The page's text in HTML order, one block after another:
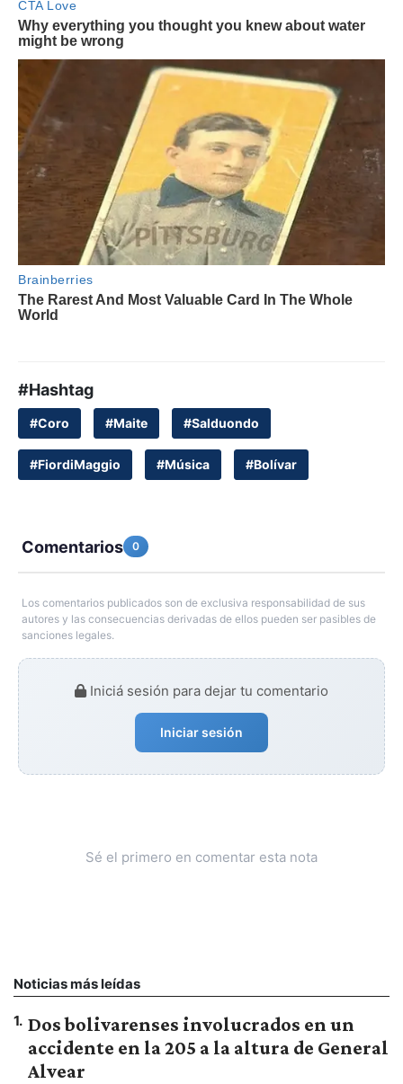
#Hashtag
#Coro #Maite #Salduondo
#FiordiMaggio #Música #Bolívar
Comentarios 0
Los comentarios publicados son de exclusiva responsabilidad de sus
autores y las consecuencias derivadas de ellos pueden ser pasibles de
sanciones legales.
Iniciá sesión para dejar tu comentario
Iniciar sesión
Sé el primero en comentar esta nota
Noticias más leídas
1. Dos bolivarenses involucrados en un
accidente en la 205 a la altura de General
Alvear